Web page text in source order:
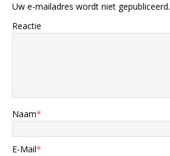
Uw e-mailadres wordt niet gepubliceerd.
Reactie
Naam*
E-Mail*